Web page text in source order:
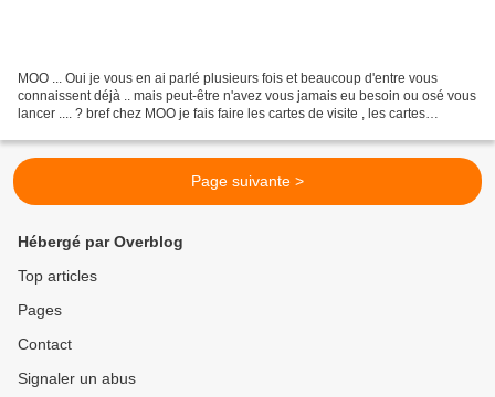
MOO ... Oui je vous en ai parlé plusieurs fois et beaucoup d'entre vous
connaissent déjà .. mais peut-être n'avez vous jamais eu besoin ou osé vous
lancer .... ? bref chez MOO je fais faire les cartes de visite , les cartes
Page suivante >
Hébergé par Overblog
Top articles
Pages
Contact
Signaler un abus